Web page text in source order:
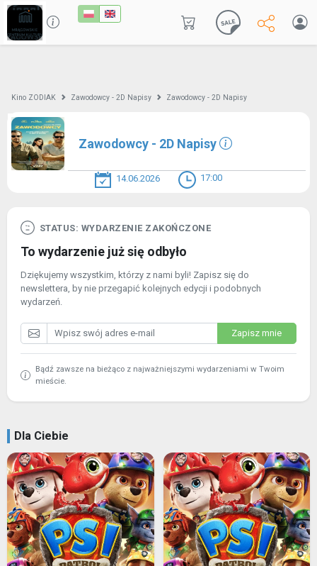
Kino ZODIAK Zawodowcy - 2D Napisy Zawodowcy - 2D Napisy
Zawodowcy - 2D Napisy
14.06.2026 17:00
STATUS: WYDARZENIE ZAKOŃCZONE
To wydarzenie już się odbyło
Dziękujemy wszystkim, którzy z nami byli! Zapisz się do
newslettera, by nie przegapić kolejnych edycji i podobnych
wydarzeń.
Zapisz mnie
Bądź zawsze na bieżąco z najważniejszymi wydarzeniami w Twoim
mieście.
Dla Ciebie